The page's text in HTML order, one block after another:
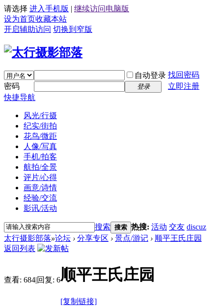
请选择 进入手机版 | 继续访问电脑版
设为首页收藏本站
开启辅助访问 切换到窄版
自动登录 找回密码
密码
登录
立即注册
快捷导航
风光/行摄
纪实/街拍
花鸟/微距
人像/写真
手机/拍客
航拍/全景
评片/心得
画意/诗情
经验/交流
影讯/活动
搜索 搜索 热搜: 活动 交友 discuz
太行摄影部落»论坛 › 分享专区 › 景点/游记 › 顺平王氏庄园
返回列表
查看: 684|回复: 6顺平王氏庄园
[复制链接]